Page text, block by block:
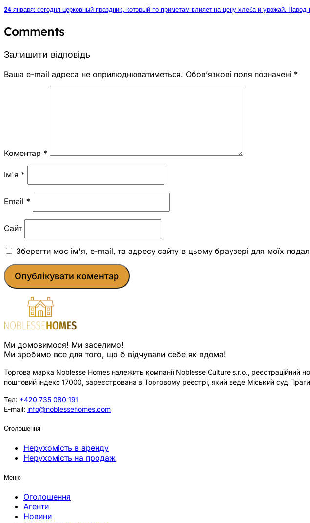
24 января: сегодня церковный праздник, который по приметам влияет на цену хлеба и урожай. Народ
Comments
Залишити відповідь
Ваша e-mail адреса не оприлюднюватиметься. Обов’язкові поля позначені *
Коментар *
Ім'я *
Email *
Сайт
Зберегти моє ім'я, e-mail, та адресу сайту в цьому браузері для моїх
Ми домовимося! Ми заселимо!
Ми зробимо все для того, що б відчували себе як вдома!
Торгова марка Noblesse Homes належить компанії Noblesse Culture s.r.o.,
поштовий індекс 17000, зареєстрована в Торговому реєстрі, який веде Міський суд
Тел: +420 735 080 191
E-mail: info@noblessehomes.com
Оголошення
Нерухомість в аренду
Нерухомість на продаж
Меню
Оголошення
Агенти
Новини